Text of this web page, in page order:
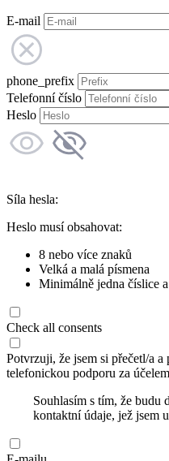
E-mail
phone_prefix
Telefonní číslo
Heslo
Síla hesla:
Heslo musí obsahovat:
8 nebo více znaků
Velká a malá písmena
Minimálně jedna číslice
Check all consents
Potvrzuji, že jsem si přečetl/a a
telefonickou podporu za
Souhlasím s tím, že budu
kontaktní údaje, jež jsem